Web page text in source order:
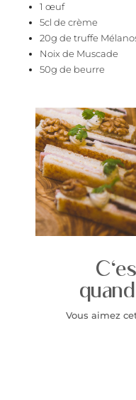
1 œuf
5cl de crème
20g de truffe
Noix de Muscade
50g de beurre
Vous aimez